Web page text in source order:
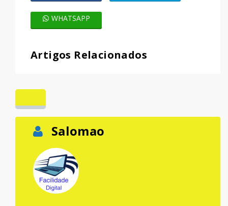
WHATSAPP
Artigos Relacionados
Salomao